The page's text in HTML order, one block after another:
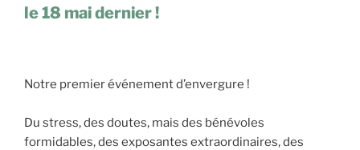
le 18 mai dernier !
Notre premier événement d’envergure !
Du stress, des doutes, mais des bénévoles
formidables, des exposantes extraordinaires, des